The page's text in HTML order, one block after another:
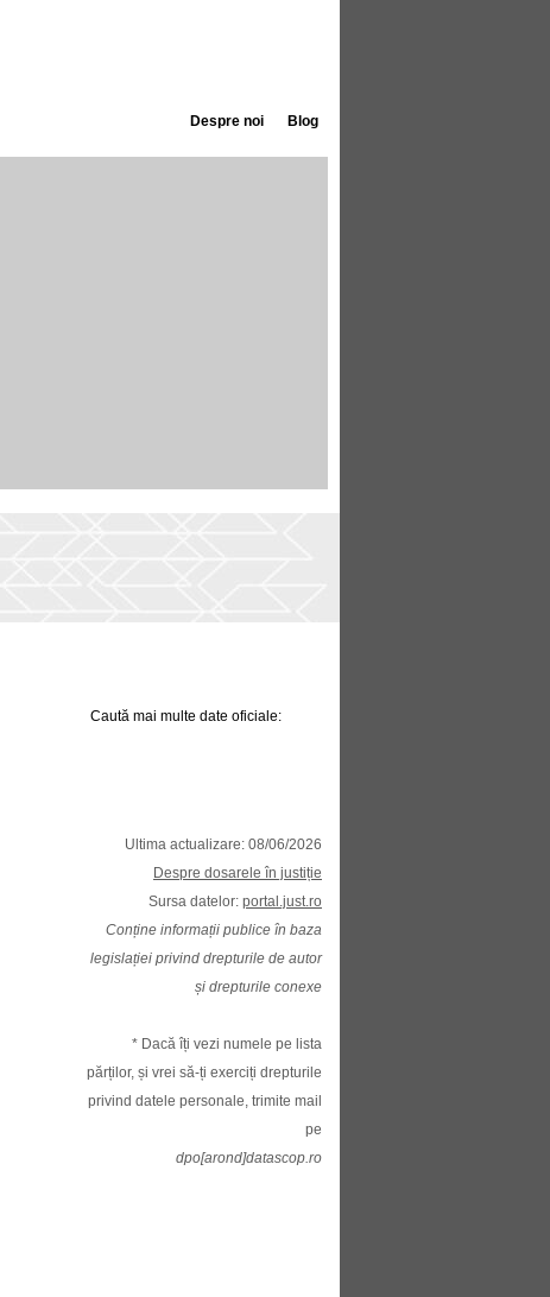
Blog
Despre noi
Caută mai multe date oficiale:
Ultima actualizare: 08/06/2026
Despre dosarele în justiție
Sursa datelor: portal.just.ro
Conține informații publice în baza
legislației privind drepturile de autor
și drepturile conexe
* Dacă îți vezi numele pe lista
părților, și vrei să-ți exerciți drepturile
privind datele personale, trimite mail
pe
dpo[arond]datascop.ro